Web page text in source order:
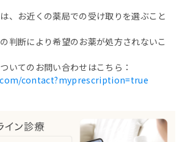
、お近くの薬局での受け取りを選ぶこと
判断により希望のお薬が処方されないこ
いてのお問い合わせはこちら：
contact?myprescription=true